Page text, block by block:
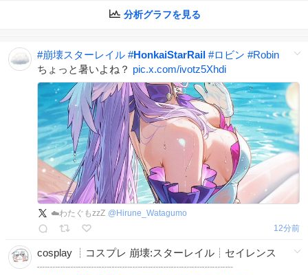
分析グラフを見る
#崩壊スターレイル #HonkaiStarRail #ロビン #Robin
ちょっと暑いよね？ pic.x.com/ivotz5Xhdi
☁️わたぐもzzZ @ Hirune_Watagumo
12分前
cosplay ┊︎コスプレ 崩壊:スターレイル┊︎セイレンス
┈┈┈┈┈┈┈┈┈┈┈┈┈┈┈┈┈┈┈